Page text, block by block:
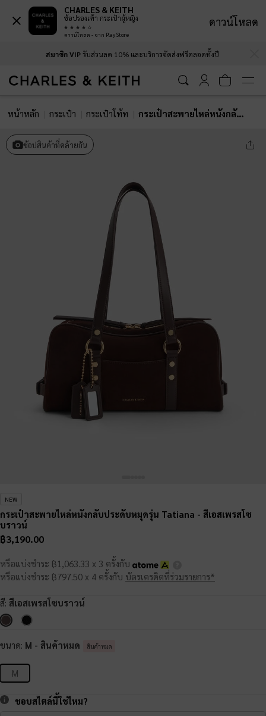
สมาชิก VIPรับส่วนลด 10% และบริการจัดส่งฟรีตลอดทั้งปี
หน้าหลัก กระเป๋า กระเป๋าโท้ท กระเป๋าสะพายไหล่หนังกลับประดับหมุดรุ่น Tatiana
ช้อปสินค้าที่คล้ายกัน
NEW
กระเป๋าสะพายไหล่หนังกลับประดับหมุดรุ่น Tatiana - สีเอสเพรสโซ
บราวน์
฿3,190.00
หรือแบ่งชำระ ฿1,063.33 x 3 ครั้งกับ
หรือแบ่งชำระ ฿797.50 x 4 ครั้งกับ บัตรเครดิตที่ร่วมรายการ*
สี: สีเอสเพรสโซบราวน์
ขนาด: M - สินค้าหมด สินค้าหมด
M
ชอบสไตล์นี้ใช่ไหม?
CHARLES & KEITH
ช้อปรองเท้า กระเป๋าผู้หญิง
ดาวน์โหลด - จาก Play Store
ดาวน์โหลด